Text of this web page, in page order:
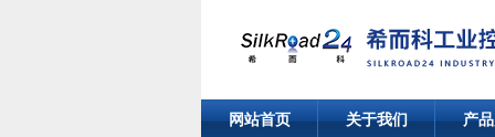
网站首页 关于我们 产